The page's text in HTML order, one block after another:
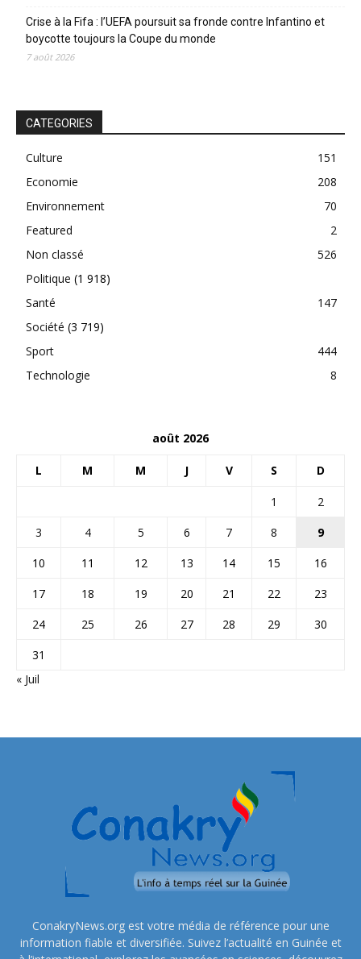
Crise à la Fifa : l’UEFA poursuit sa fronde contre Infantino et
boycotte toujours la Coupe du monde
7 août 2026
CATEGORIES
Culture
151
Economie
208
Environnement
70
Featured
2
Non classé
526
Politique (1 918)
Santé
147
Société (3 719)
Sport
444
Technologie
8
août 2026
L M M J V S D
1
2
3
4 5 6 7 8
9
10
11 12 13 14 15
16
17
18 19 20 21 22
23
24
25 26 27 28 29
30
31
« Juil
ConakryNews.org est votre média de référence pour une
information fiable et diversifiée. Suivez l’actualité en Guinée et